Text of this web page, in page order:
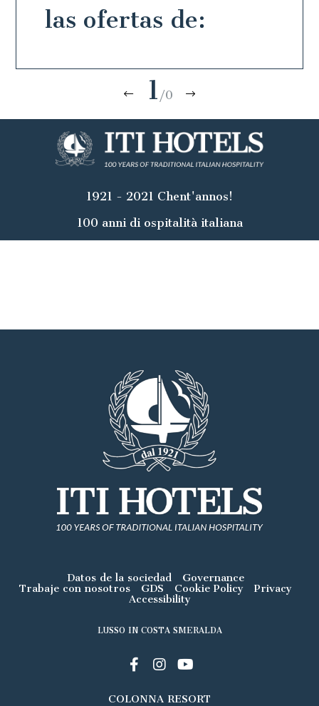
las ofertas de:
1 /0
1921 - 2021 Chent'annos!
100 anni di ospitalità italiana
Datos de la sociedad
Governance
Trabaje con nosotros
GDS Cookie Policy
Privacy
Accessibility
LUSSO IN COSTA SMERALDA
COLONNA RESORT